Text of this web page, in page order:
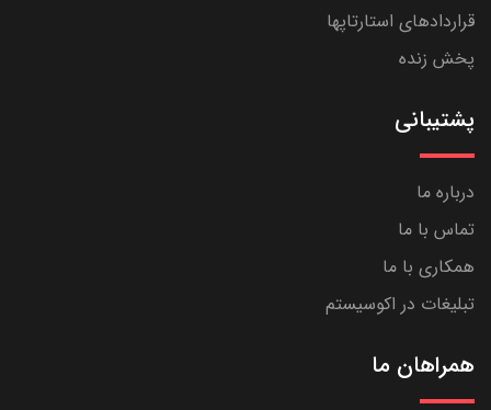
قراردادهای استارتاپها
پخش زنده
پشتیبانی
درباره ما
تماس با ما
همکاری با ما
تبلیغات در اکوسیستم
همراهان ما